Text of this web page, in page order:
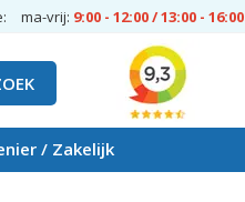
ma-vrij: 9:00 - 12:00 / 13:00 - 16:00
/ Zakelijk